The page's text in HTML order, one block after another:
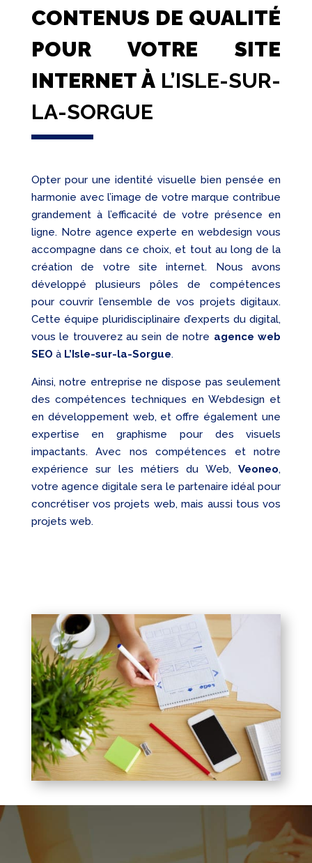
CONTENUS DE QUALITÉ
POUR VOTRE SITE
INTERNET À L’ISLE-SUR-
LA-SORGUE
Opter pour une identité visuelle bien pensée en
harmonie avec l’image de votre marque contribue
grandement à l’efficacité de votre présence en
ligne. Notre agence experte en webdesign vous
accompagne dans ce choix, et tout au long de la
création de votre site internet. Nous avons
développé plusieurs pôles de compétences
pour couvrir l’ensemble de vos projets digitaux.
Cette équipe pluridisciplinaire d’experts du digital,
vous le trouverez au sein de notre agence web
SEO à L’Isle-sur-la-Sorgue.
Ainsi, notre entreprise ne dispose pas seulement
des compétences techniques en Webdesign et
en développement web, et offre également une
expertise en graphisme pour des visuels
impactants. Avec nos compétences et notre
expérience sur les métiers du Web,Veoneo,
votre agence digitale sera le partenaire idéal pour
concrétiser vos projets web, mais aussi tous vos
projets web.